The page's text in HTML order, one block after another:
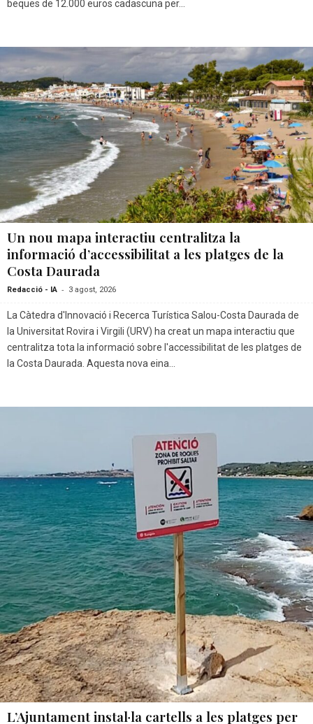
beques de 12.000 euros cadascuna per...
Un nou mapa interactiu centralitza la
informació d’accessibilitat a les platges de la
Costa Daurada
Redacció - IA - 3 agost, 2026
La Càtedra d'Innovació i Recerca Turística Salou-Costa Daurada de
la Universitat Rovira i Virgili (URV) ha creat un mapa interactiu que
centralitza tota la informació sobre l'accessibilitat de les platges de
la Costa Daurada. Aquesta nova eina...
L’Ajuntament instal·la cartells a les platges per